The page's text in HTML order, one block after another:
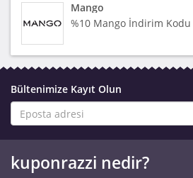
Mango
%10 Mango İndirim Kodu
Bültenimize Kayıt Olun
kuponrazzi nedir?